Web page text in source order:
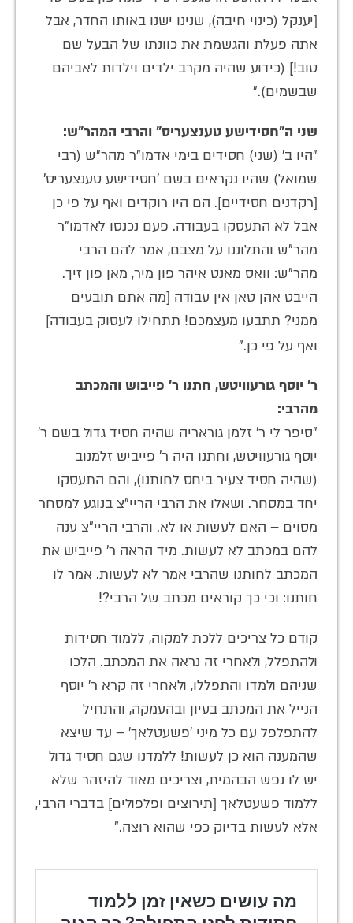
[יענקל (כינוי חיבה), שנינו ישנו באותו החדר, אבל
אתה פעלת והגשמת את כוונתו של הבעל שם
טוב!] (כידוע שהיה מקרב ילדים וילדות לאביהם
שבשמים)."
שני ה"חסידישע טענצעריס" והרבי המהר"ש:
"היו ב' (שני) חסידים בימי אדמו"ר מהר"ש (רבי
שמואל) שהיו נקראים בשם 'חסידישע טענצעריס'
[רקדנים חסידיים]. הם היו רוקדים ואף על פי כן
אבל לא התעסקו בעבודה. פעם נכנסו לאדמו"ר
מהר"ש והתלוננו על מצבם, אמר להם הרבי
מהר"ש: וואס מאנט איהר פון מיר, מאן פון זיך.
הייבט אהן טאן אין עבודה [מה אתם תובעים
ממני? תתבעו מעצמכם! תתחילו לעסוק בעבודה]
ואף על פי כן."
ר' יוסף גורעוויטש, חתנו ר' פייבוש והמכתב
מהרבי:
"סיפר לי ר' זלמן גוראריה שהיה חסיד גדול בשם ר'
יוסף גורעוויטש, וחתנו היה ר' פייביש זלמנוב
(שהיה חסיד צעיר ביחס לחותנו), והם התעסקו
יחד במסחר. ושאלו את הרבי הריי"צ בנוגע למסחר
מסוים – האם לעשות או לא. והרבי הריי"צ ענה
להם במכתב לא לעשות. מיד הראה ר' פייביש את
המכתב לחותנו שהרבי אמר לא לעשות. אמר לו
חותנו: וכי כך קוראים מכתב של הרבי?!
קודם כל צריכים ללכת למקוה, ללמוד חסידות
ולהתפלל, ולאחרי זה נראה את המכתב. הלכו
שניהם ולמדו והתפללו, ולאחרי זה קרא ר' יוסף
הנייל את המכתב בעיון ובהעמקה, והתחיל
להתפלפל עם כל מיני 'פשעטלאך' – עד שיצא
שהמענה הוא כן לעשות! ללמדנו שגם חסיד גדול
יש לו נפש הבהמית, וצריכים מאוד להיזהר שלא
ללמוד פשעטלאך [תירוצים ופלפולים] בדברי הרבי,
אלא לעשות בדיוק כפי שהוא רוצה."